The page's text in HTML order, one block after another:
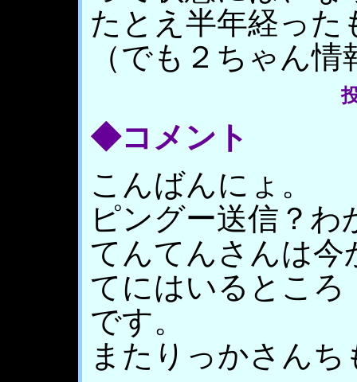
たとえ半年経っ
（でも２ちゃん
◆コメント
こんばんにょ。
ピングー送信？
てんてんさんは今
てにはいるところ
です。
またりっかさん